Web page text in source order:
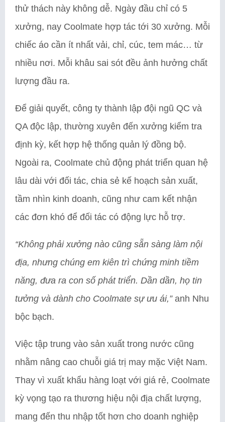
thử thách này không dễ. Ngày đầu chỉ có 5
xưởng, nay Coolmate hợp tác tới 30 xưởng. Mỗi
chiếc áo cần ít nhất vải, chỉ, cúc, tem mác… từ
nhiều nơi. Mỗi khâu sai sót đều ảnh hưởng chất
lượng đầu ra.
Để giải quyết, công ty thành lập đội ngũ QC và
QA độc lập, thường xuyên đến xưởng kiểm tra
định kỳ, kết hợp hệ thống quản lý đồng bộ.
Ngoài ra, Coolmate chủ động phát triển quan hệ
lâu dài với đối tác, chia sẻ kế hoạch sản xuất,
tầm nhìn kinh doanh, cũng như cam kết nhận
các đơn khó để đối tác có động lực hỗ trợ.
“Không phải xưởng nào cũng sẵn sàng làm nội
địa, nhưng chúng em kiên trì chứng minh tiềm
năng, đưa ra con số phát triển. Dần dần, họ tin
tưởng và dành cho Coolmate sự ưu ái,”anh Nhu
bộc bạch.
Việc tập trung vào sản xuất trong nước cũng
nhằm nâng cao chuỗi giá trị may mặc Việt Nam.
Thay vì xuất khẩu hàng loạt với giá rẻ, Coolmate
kỳ vọng tạo ra thương hiệu nội địa chất lượng,
mang đến thu nhập tốt hơn cho doanh nghiệp